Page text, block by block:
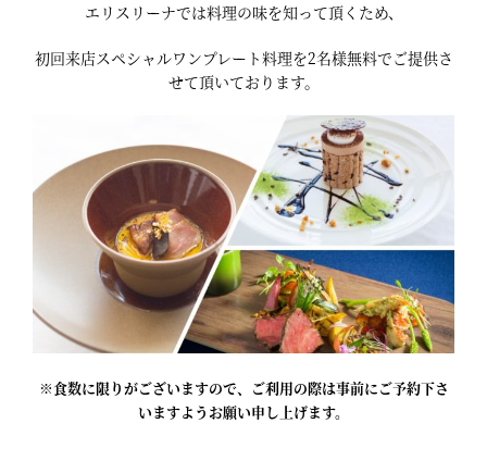
エリスリーナでは料理の味を知って頂くため、
初回来店スペシャルワンプレート料理を2名様無料でご提供さ
せて頂いております。
※食数に限りがございますので、ご利用の際は事前にご予約下さ
いますようお願い申し上げます。